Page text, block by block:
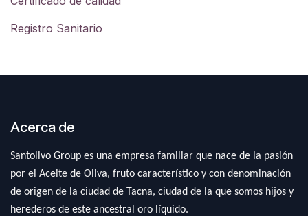
Registro Sanitario
Acerca de
Santolivo Group es una empresa familiar que nace de la pasión
por el Aceite de Oliva, fruto característico y con denominación
de origen de la ciudad de Tacna, ciudad de la que somos hijos y
herederos de este ancestral oro líquido.